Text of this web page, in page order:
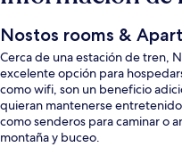
Nostos rooms &
Cerca de una estación de tren,
excelente opción para
como wifi, son un beneficio
quieran mantenerse
como senderos para caminar o
montaña y buceo.